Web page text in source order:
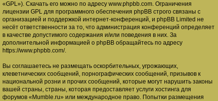
«GPL»). Скачать его можно по адресу www.phpbb.com. Ограничения
лицензии GPL для программного обеспечения phpBB строго связаны с
организацией и поддержкой интернет-конференций, и phpBB Limited не
несёт ответственности за то, что администрация конференций определяет
в качестве допустимого содержания и/или поведения в них. За
дополнительной информацией о phpBB обращайтесь по адресу
https://www.phpbb.com/.
Вы соглашаетесь не размещать оскорбительных, угрожающих,
клеветнических сообщений, порнографических сообщений, призывов к
национальной розни и прочих сообщений, которые могут нарушить законы
вашей страны, страны, которая предоставляет услуги хостинга для
форумов «Mumble.ru» или международное право. Попытки размещения